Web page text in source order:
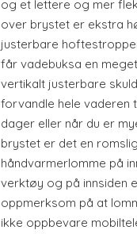
og et lettere og mer
over brystet er ekstra
justerbare
får vadebuksa en
vertikalt justerbare
forvandle hele vaderen
dager eller når du er
brystet er det en
håndvarmerlomme på
verktøy og på innsiden
oppmerksom på at
ikke oppbevare